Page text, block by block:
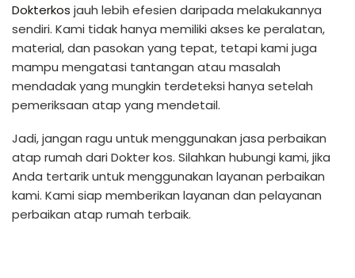
Dokterkos jauh lebih efesien daripada melakukannya
sendiri. Kami tidak hanya memiliki akses ke peralatan,
material, dan pasokan yang tepat, tetapi kami juga
mampu mengatasi tantangan atau masalah
mendadak yang mungkin terdeteksi hanya setelah
pemeriksaan atap yang mendetail.
Jadi, jangan ragu untuk menggunakan jasa perbaikan
atap rumah dari Dokter kos. Silahkan hubungi kami, jika
Anda tertarik untuk menggunakan layanan perbaikan
kami. Kami siap memberikan layanan dan pelayanan
perbaikan atap rumah terbaik.